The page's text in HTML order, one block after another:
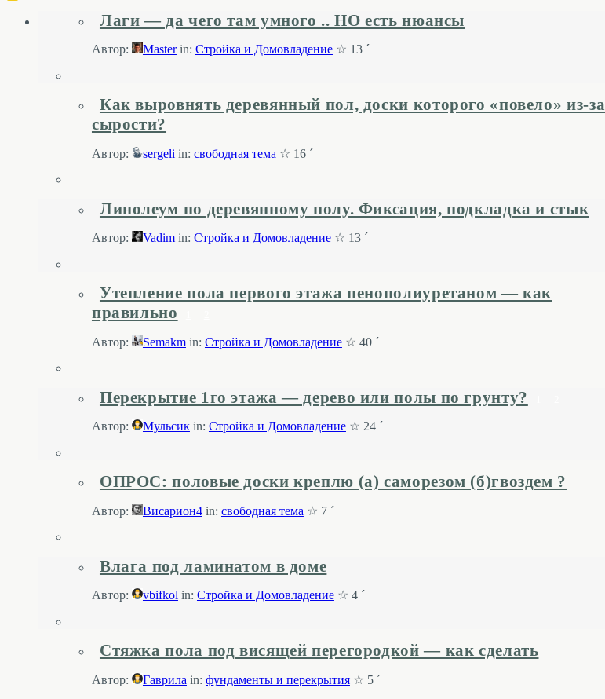
Лаги — да чего там умного .. НО есть нюансы
Автор: Master in: Стройка и Домовладение☆ 13 ´
Как выровнять деревянный пол, доски которого «повело» из-за
сырости?
Автор: sergeli in: свободная тема ☆ 16 ´
Линолеум по деревянному полу. Фиксация, подкладка и стык
Автор: Vadim in: Стройка и Домовладение☆ 13 ´
Утепление пола первого этажа пенополиуретаном — как
правильно
Автор: Semakm in: Стройка и Домовладение☆ 40 ´
Перекрытие 1го этажа — дерево или полы по грунту?
Автор: Мульсик in: Стройка и Домовладение☆ 24 ´
ОПРОС: половые доски креплю (а) саморезом (б)гвоздем ?
Автор: Висариoн4 in: свободная тема ☆ 7 ´
Влага под ламинатом в доме
Автор: vbifkol in: Стройка и Домовладение☆ 4 ´
Стяжка пола под висящей перегородкой — как сделать
Автор: Гаврила in: фундаменты и перекрытия☆ 5 ´